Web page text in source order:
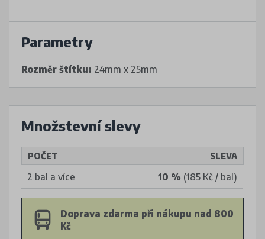
Parametry
Rozměr štítku: 24mm x 25mm
Množstevní slevy
POČET SLEVA
2 bal a více 10 % (185 Kč / bal)
Doprava zdarma při nákupu nad 800
Kč